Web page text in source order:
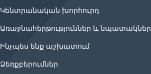
Կենտրանական խորհուրդ
Առաջնահերթություններ և նպատակներ
Ինչպես ենք աշխատում
Ձեռքբերումներ